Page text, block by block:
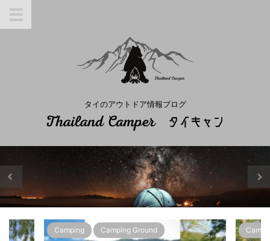
タイのアウトドア情報ブログ
Camping Camping Ground